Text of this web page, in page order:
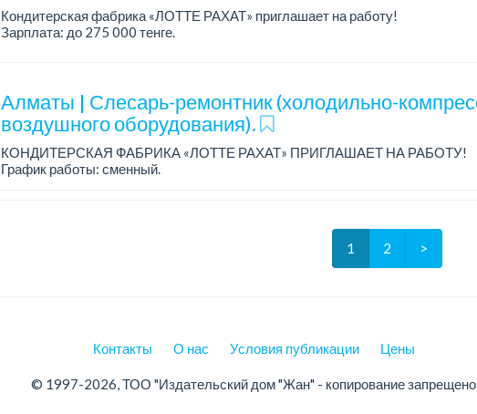
Кондитерская фабрика «ЛОТТЕ РАХАТ» приглашает на работу!
Зарплата: до 275 000 тенге.
Алматы | Слесарь-ремонтник (холодильно-
воздушного оборудования).
КОНДИТЕРСКАЯ ФАБРИКА «ЛОТТЕ РАХАТ» ПРИГЛАШАЕТ НА РАБОТУ!
График работы: сменный.
1 2 >
Контакты О нас Условия публикации Цены
© 1997-2026, ТОО "Издательский дом "Жан" - копирование запрещено